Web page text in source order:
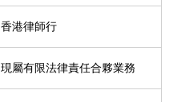
香港律師行
現屬有限法律責任合夥業務